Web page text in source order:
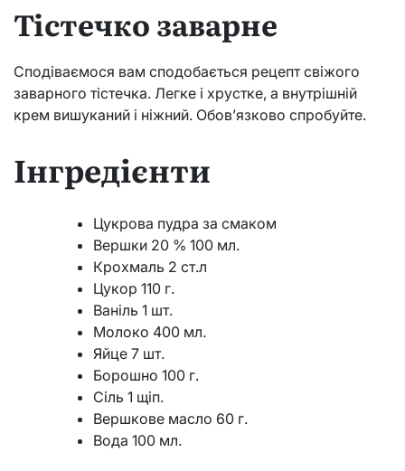
Тістечко заварне
Сподіваємося вам сподобається рецепт свіжого
заварного тістечка. Легке і хрустке, а внутрішній
крем вишуканий і ніжний. Обов’язково спробуйте.
Інгредієнти
Цукрова пудра за смаком
Вершки 20 % 100 мл.
Крохмаль 2 ст.л
Цукор 110 г.
Ваніль 1 шт.
Молоко 400 мл.
Яйце 7 шт.
Борошно 100 г.
Сіль 1 щіп.
Вершкове масло 60 г.
Вода 100 мл.